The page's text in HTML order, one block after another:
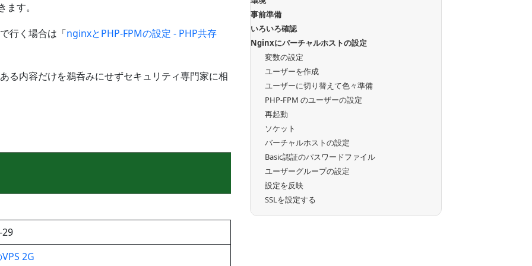
す。
行く場合は「nginxとPHP-FPMの設定 - PHP共存
る内容だけを鵜呑みにせずセキュリティ専門家に相
29
2G
事前準備
いろいろ確認
Nginxにバーチャルホストの設定
変数の設定
ユーザーを作成
ユーザーに切り替えて色々準備
PHP-FPM のユーザーの設定
再起動
ソケット
バーチャルホストの設定
Basic認証のパスワードファイル
ユーザーグループの設定
設定を反映
SSLを設定する